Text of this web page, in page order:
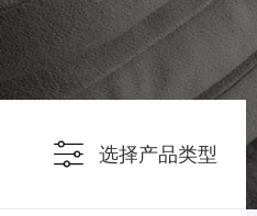
选择产品类型